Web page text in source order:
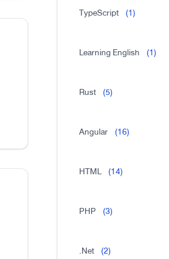
TypeScript (1)
Learning English (1)
Rust (5)
Angular (16)
HTML (14)
PHP (3)
.Net (2)